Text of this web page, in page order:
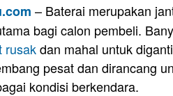
– Baterai merupakan
bagi calon pembeli.
rusakdan mahal untuk
pesat dan dirancang
kondisi berkendara.